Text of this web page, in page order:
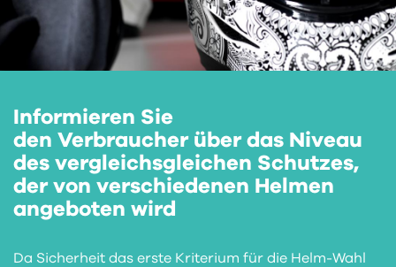
Informieren Sie
den Verbraucher über das Niveau
des vergleichsgleichen Schutzes,
der von verschiedenen Helmen
angeboten wird
Da Sicherheit das erste Kriterium für die Helm-Wahl